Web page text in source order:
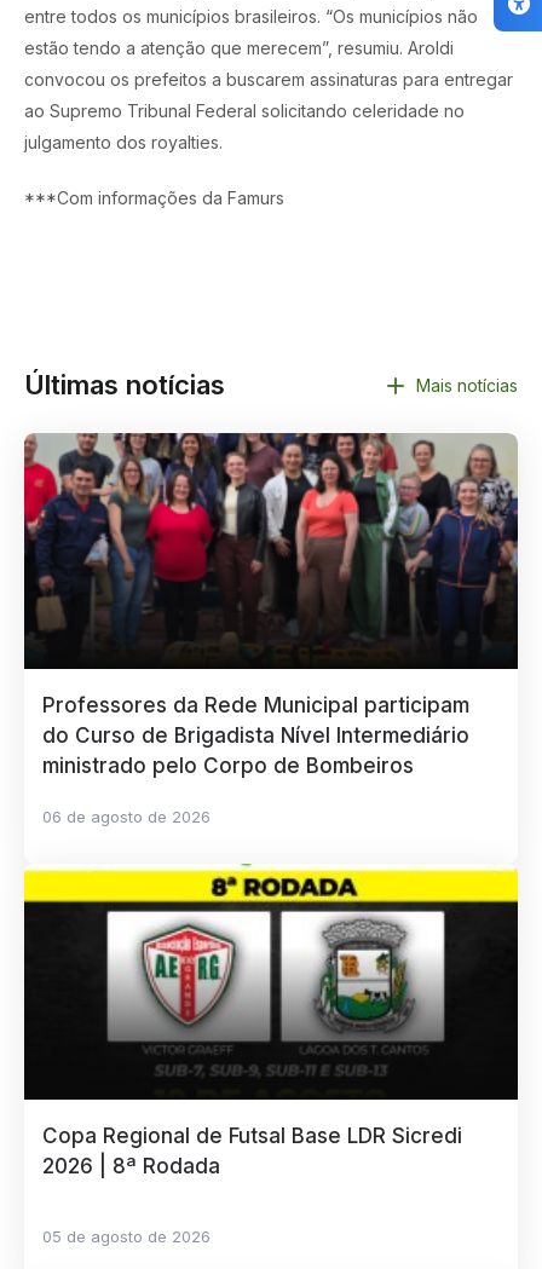
entre todos os municípios brasileiros. “Os municípios não
estão tendo a atenção que merecem”, resumiu. Aroldi
convocou os prefeitos a buscarem assinaturas para entregar
ao Supremo Tribunal Federal solicitando celeridade no
julgamento dos royalties.
***Com informações da Famurs
Últimas notícias Mais notícias
Professores da Rede Municipal participam
do Curso de Brigadista Nível Intermediário
ministrado pelo Corpo de Bombeiros
06 de agosto de 2026
Copa Regional de Futsal Base LDR Sicredi
2026 | 8ª Rodada
05 de agosto de 2026